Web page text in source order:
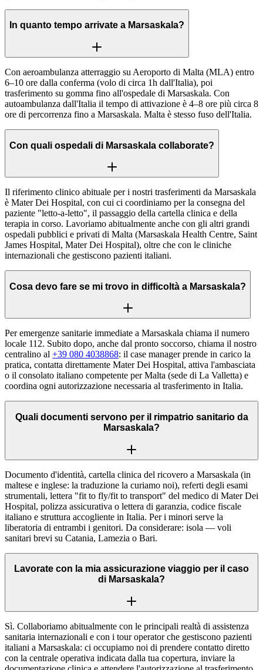
In quanto tempo arrivate a Marsaskala?
Con aeroambulanza atterraggio su Aeroporto di Malta (MLA) entro
6–10 ore dalla conferma (volo di circa 1h dall'Italia), poi
trasferimento su gomma fino all'ospedale di Marsaskala. Con
autoambulanza dall'Italia il tempo di attivazione è 4–8 ore più circa 8
ore di percorrenza fino a Marsaskala. Malta è stesso fuso dell'Italia.
Con quali ospedali di Marsaskala collaborate?
Il riferimento clinico abituale per i nostri trasferimenti da Marsaskala
è Mater Dei Hospital, con cui ci coordiniamo per la consegna del
paziente "letto-a-letto", il passaggio della cartella clinica e della
terapia in corso. Lavoriamo abitualmente anche con gli altri grandi
ospedali pubblici e privati di Malta (Marsaskala Health Centre, Saint
James Hospital, Mater Dei Hospital), oltre che con le cliniche
internazionali che gestiscono pazienti italiani.
Cosa devo fare se mi trovo in difficoltà a Marsaskala?
Per emergenze sanitarie immediate a Marsaskala chiama il numero
locale 112. Subito dopo, anche dal pronto soccorso, chiama il nostro
centralino al +39 080 4038868: il case manager prende in carico la
pratica, contatta direttamente Mater Dei Hospital, attiva l'ambasciata
o il consolato italiano competente per Malta (sede di La Valletta) e
coordina ogni autorizzazione necessaria al trasferimento in Italia.
Quali documenti servono per il rimpatrio sanitario da
Marsaskala?
Documento d'identità, cartella clinica del ricovero a Marsaskala (in
maltese e inglese: la traduzione la curiamo noi), referti degli esami
strumentali, lettera "fit to fly/fit to transport" del medico di Mater Dei
Hospital, polizza assicurativa o lettera di garanzia, codice fiscale
italiano e struttura accogliente in Italia. Per i minori serve la
liberatoria di entrambi i genitori. Da considerare: isola — voli
sanitari brevi su Catania, Lamezia o Bari.
Lavorate con la mia assicurazione viaggio per il caso
di Marsaskala?
Sì. Collaboriamo abitualmente con le principali realtà di assistenza
sanitaria internazionali e con i tour operator che gestiscono pazienti
italiani a Marsaskala: ci occupiamo noi di prendere contatto diretto
con la centrale operativa indicata dalla tua copertura, inviare la